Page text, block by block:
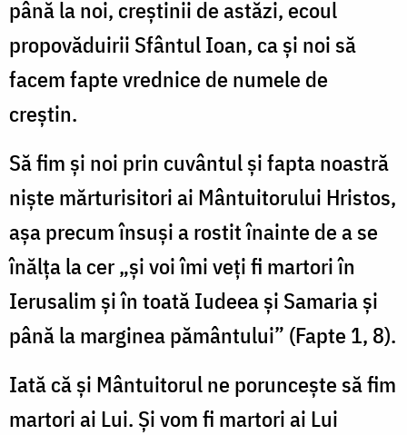
până la noi, creştinii de astăzi, ecoul
propovăduirii Sfântul Ioan, ca şi noi să
facem fapte vrednice de numele de
creştin.
Să fim şi noi prin cuvântul şi fapta noastră
nişte mărturisitori ai Mântuitorului Hristos,
aşa precum însuşi a rostit înainte de a se
înălţa la cer „şi voi îmi veţi fi martori în
Ierusalim şi în toată Iudeea şi Samaria şi
până la marginea pământului” (Fapte 1, 8).
Iată că şi Mântuitorul ne porunceşte să fim
martori ai Lui. Şi vom fi martori ai Lui